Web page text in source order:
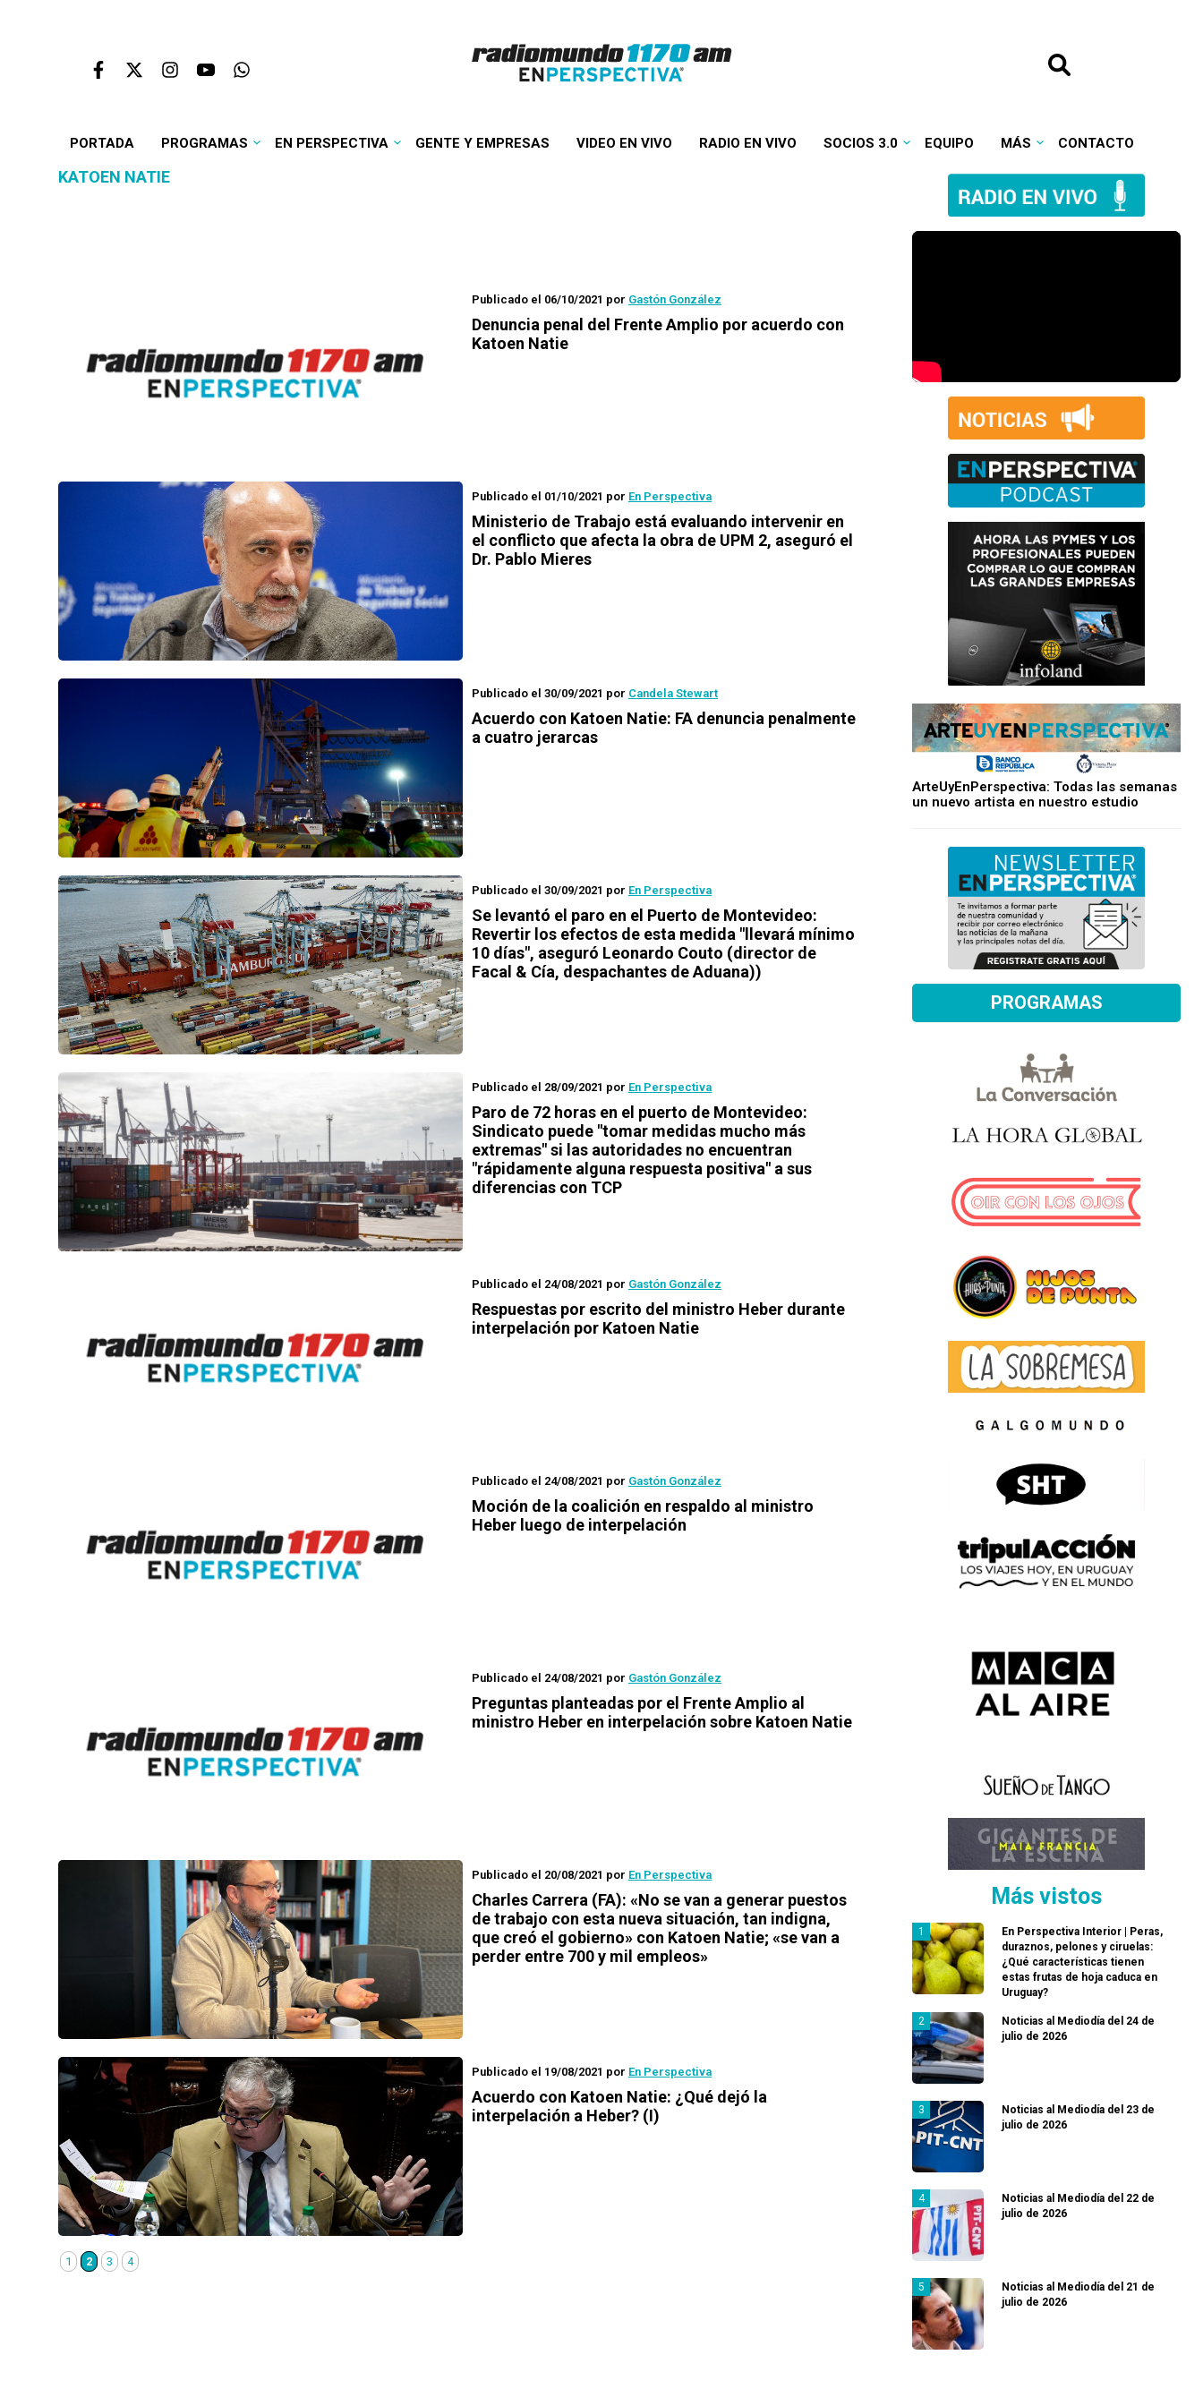
PORTADA PROGRAMAS EN PERSPECTIVA GENTE Y EMPRESAS VIDEO EN VIVO RADIO EN VIVO SOCIOS 3.0 EQUIPO MÁS CONTACTO
KATOEN NATIE
Publicado el 06/10/2021 por Gastón González
Denuncia penal del Frente Amplio por acuerdo con
Katoen Natie
Publicado el 01/10/2021 por En Perspectiva
Ministerio de Trabajo está evaluando intervenir en
el conflicto que afecta la obra de UPM 2, aseguró el
Dr. Pablo Mieres
Publicado el 30/09/2021 por Candela Stewart
Acuerdo con Katoen Natie: FA denuncia penalmente
a cuatro jerarcas
Publicado el 30/09/2021 por En Perspectiva
Se levantó el paro en el Puerto de Montevideo:
Revertir los efectos de esta medida "llevará mínimo
10 días", aseguró Leonardo Couto (director de
Facal & Cía, despachantes de Aduana))
Publicado el 28/09/2021 por En Perspectiva
Paro de 72 horas en el puerto de Montevideo:
Sindicato puede "tomar medidas mucho más
extremas" si las autoridades no encuentran
"rápidamente alguna respuesta positiva" a sus
diferencias con TCP
Publicado el 24/08/2021 por Gastón González
Respuestas por escrito del ministro Heber durante
interpelación por Katoen Natie
Publicado el 24/08/2021 por Gastón González
Moción de la coalición en respaldo al ministro
Heber luego de interpelación
Publicado el 24/08/2021 por Gastón González
Preguntas planteadas por el Frente Amplio al
ministro Heber en interpelación sobre Katoen Natie
Publicado el 20/08/2021 por En Perspectiva
Charles Carrera (FA): «No se van a generar puestos
de trabajo con esta nueva situación, tan indigna,
que creó el gobierno» con Katoen Natie; «se van a
perder entre 700 y mil empleos»
Publicado el 19/08/2021 por En Perspectiva
Acuerdo con Katoen Natie: ¿Qué dejó la
interpelación a Heber? (I)
1 2 3 4
ArteUyEnPerspectiva: Todas las semanas
un nuevo artista en nuestro estudio
PROGRAMAS
Más vistos
En Perspectiva Interior | Peras,
duraznos, pelones y ciruelas:
¿Qué características tienen
estas frutas de hoja caduca en
Uruguay?
Noticias al Mediodía del 24 de
julio de 2026
Noticias al Mediodía del 23 de
julio de 2026
Noticias al Mediodía del 22 de
julio de 2026
Noticias al Mediodía del 21 de
julio de 2026